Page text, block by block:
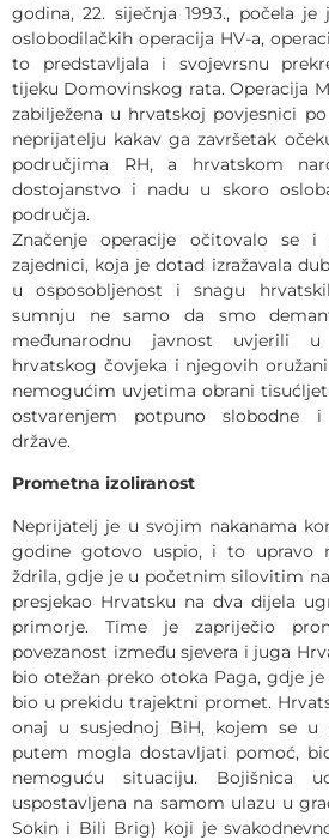
godina, 22. siječnja 1993., počela
oslobodilačkih operacija HV-a,
to predstavljala i svojevrsnu
tijeku Domovinskog rata. Operacija
zabilježena u hrvatskoj povjesnici
neprijatelju kakav ga završetak
područjima RH, a hrvatskom
dostojanstvo i nadu u skoro
područja.
Značenje operacije očitovalo se i
zajednici, koja je dotad izražavala
u osposobljenost i snagu
sumnju ne samo da smo
međunarodnu javnost uvjerili
hrvatskog čovjeka i njegovih
nemogućim uvjetima obrani
ostvarenjem potpuno slobodne i
države.
Prometna izoliranost
Neprijatelj je u svojim nakanama
godine gotovo uspio, i to upravo
ždrila, gdje je u početnim silovitim
presjekao Hrvatsku na dva dijela
primorje. Time je zapriječio
povezanost između sjevera i juga
bio otežan preko otoka Paga, gdje
bio u prekidu trajektni promet.
onaj u susjednoj BiH, kojem se
putem mogla dostavljati pomoć,
nemoguću situaciju. Bojišnica
uspostavljena na samom ulazu u
Sokin i Bili Brig) koji je